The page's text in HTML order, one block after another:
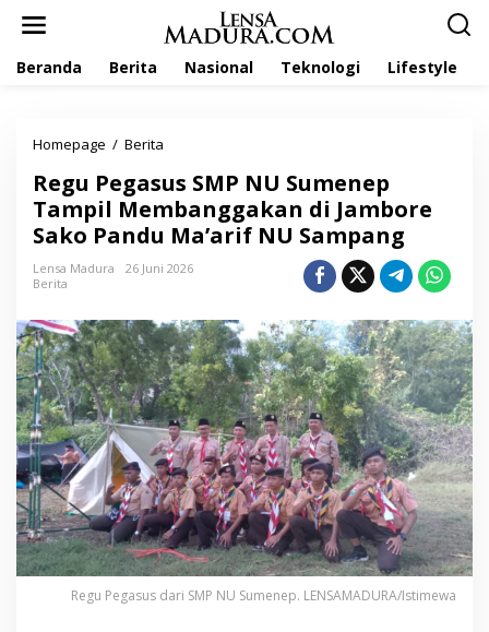
Beranda Berita Nasional Teknologi Lifestyle
Homepage / Berita
g
u
P
g
u
s
S
M
P
N
U
S
u
m
e
n
e
p
T
Regu Pegasus SMP NU Sumenep
Tampil Membanggakan di Jambore
Sako Pandu Ma’arif NU Sampang
Lensa Madura
26 Juni 2026
Berita
Regu Pegasus dari SMP NU Sumenep. LENSAMADURA/Istimewa